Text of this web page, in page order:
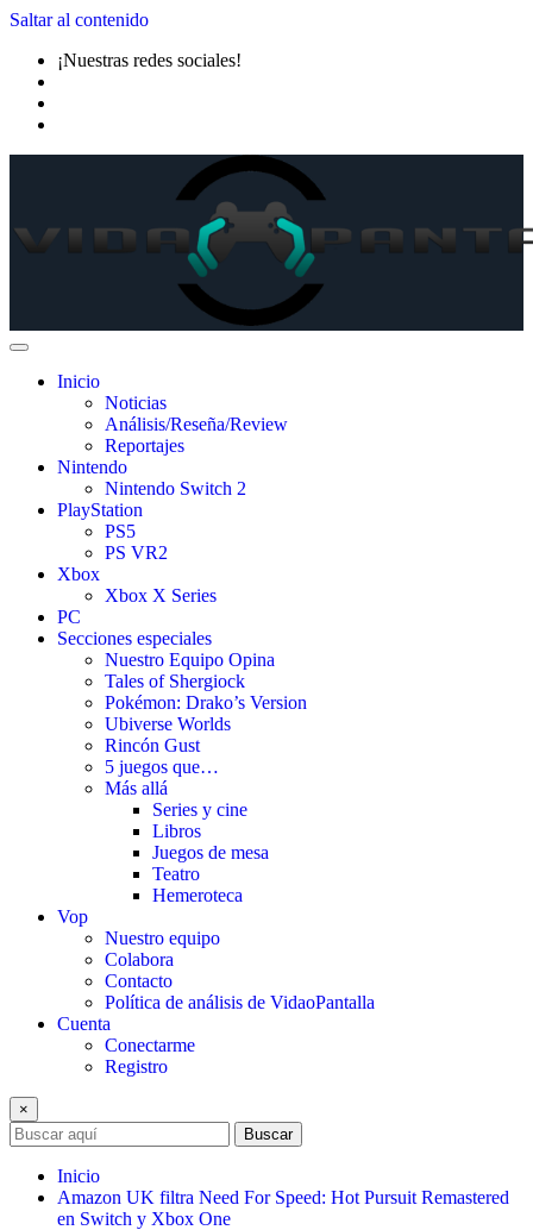
Saltar al contenido
¡Nuestras redes sociales!
Inicio
Noticias
Análisis/Reseña/Review
Reportajes
Nintendo
Nintendo Switch 2
PlayStation
PS5
PS VR2
Xbox
Xbox X Series
PC
Secciones especiales
Nuestro Equipo Opina
Tales of Shergiock
Pokémon: Drako’s Version
Ubiverse Worlds
Rincón Gust
5 juegos que…
Más allá
Series y cine
Libros
Juegos de mesa
Teatro
Hemeroteca
Vop
Nuestro equipo
Colabora
Contacto
Política de análisis de VidaoPantalla
Cuenta
Conectarme
Registro
×
Buscar
Inicio
Amazon UK filtra Need For Speed: Hot Pursuit Remastered
en Switch y Xbox One